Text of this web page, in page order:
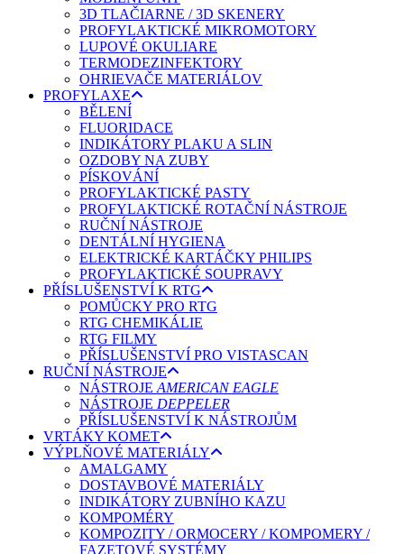
3D TLAČIARNE / 3D SKENERY
PROFYLAKTICKÉ MIKROMOTORY
LUPOVÉ OKULIARE
TERMODEZINFEKTORY
OHRIEVAČE MATERIÁLOV
PROFYLAXE
BĚLENÍ
FLUORIDACE
INDIKÁTORY PLAKU A SLIN
OZDOBY NA ZUBY
PÍSKOVÁNÍ
PROFYLAKTICKÉ PASTY
PROFYLAKTICKÉ ROTAČNÍ NÁSTROJE
RUČNÍ NÁSTROJE
DENTÁLNÍ HYGIENA
ELEKTRICKÉ KARTÁČKY PHILIPS
PROFYLAKTICKÉ SOUPRAVY
PŘÍSLUŠENSTVÍ K RTG
POMŮCKY PRO RTG
RTG CHEMIKÁLIE
RTG FILMY
PŘÍSLUŠENSTVÍ PRO VISTASCAN
RUČNÍ NÁSTROJE
NÁSTROJE AMERICAN EAGLE
NÁSTROJE DEPPELER
PŘÍSLUŠENSTVÍ K NÁSTROJŮM
VRTÁKY KOMET
VÝPLŇOVÉ MATERIÁLY
AMALGAMY
DOSTAVBOVÉ MATERIÁLY
INDIKÁTORY ZUBNÍHO KAZU
KOMPOMÉRY
KOMPOZITY / ORMOCERY / KOMPOMERY /
FAZETOVÉ SYSTÉMY